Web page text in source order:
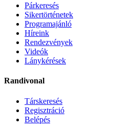
Párkeresés
Sikertörténetek
Programajánló
Híreink
Rendezvények
Videók
Lánykérések
Randivonal
Társkeresés
Regisztráció
Belépés